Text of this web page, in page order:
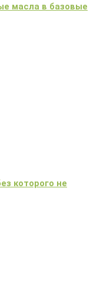
масла в базовые
которого не